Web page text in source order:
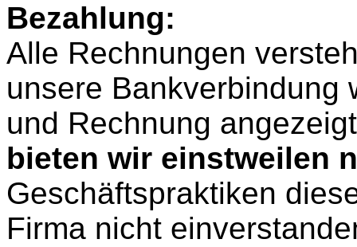
Bezahlung:
Alle Rechnungen
unsere Bankverbindung
und Rechnung
bieten wir einstweilen
Geschäftspraktiken
Firma nicht